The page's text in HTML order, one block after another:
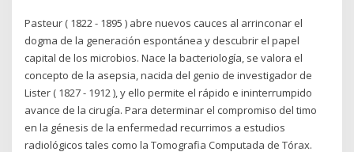
Pasteur ( 1822 - 1895 ) abre nuevos cauces al arrinconar el
dogma de la generación espontánea y descubrir el papel
capital de los microbios. Nace la bacteriología, se valora el
concepto de la asepsia, nacida del genio de investigador de
Lister ( 1827 - 1912 ), y ello permite el rápido e ininterrumpido
avance de la cirugía. Para determinar el compromiso del timo
en la génesis de la enfermedad recurrimos a estudios
radiológicos tales como la Tomografia Computada de Tórax.